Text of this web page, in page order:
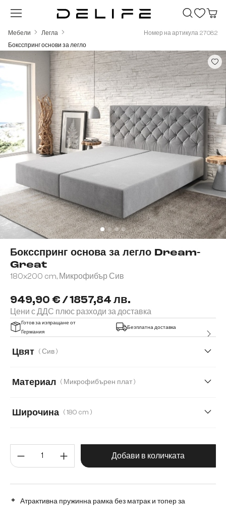
Преминете към основното съдържание
Мебели
Легла
Боксспринг основи за легло
Номер на артикула 27082
Боксспринг основа за легло Dream-
Great
180x200 cm, Микрофибър Сив
949,90 € / 1857,84 лв.
Цени с ДДС плюс разходи за доставка
Готов за изпращане от
Германия
Безплатна доставка
Цвят ( Сив )
Материал ( Микрофибърен плат )
Широчина ( 180 cm )
200 cm Количество на продукта:
Добави в количката
Атрактивна пружинна рамка без матрак и топер за
Пропуснете галерия с изображения